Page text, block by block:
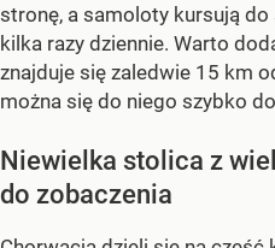
stronę, a samoloty kursują
kilka razy dziennie. Warto
znajduje się zaledwie 15 km
można się do niego szybko
Niewielka stolica z
do zobaczenia